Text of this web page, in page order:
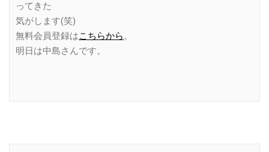
ってきた
気がします(笑)
無料会員登録はこちらから。
明日は中島さんです。